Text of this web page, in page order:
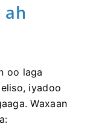
ah
oo laga
iyadoo
Waxaan